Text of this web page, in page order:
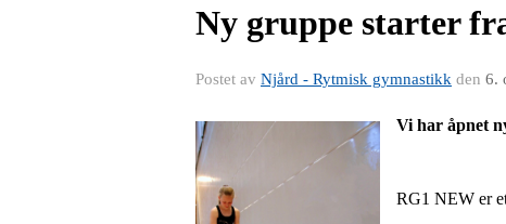
Ny gruppe starter
Postet av Njård - Rytmisk gymnastikk den 6.
Vi har åpnet
RG1 NEW er